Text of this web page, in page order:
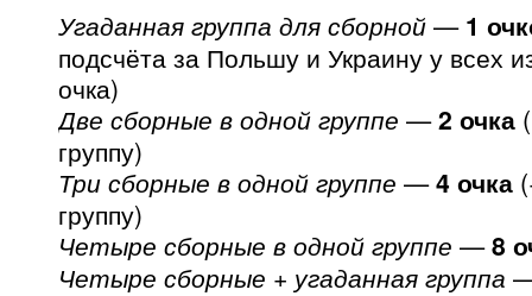
Угаданная группа для сборной — 1
подсчёта за Польшу и Украину у всех
очка)
Две сборные в одной группе —2 очка
группу)
Три сборные в одной группе —4 очка
группу)
Четыре сборные в одной группе —8
Четыре сборные + угаданная группа